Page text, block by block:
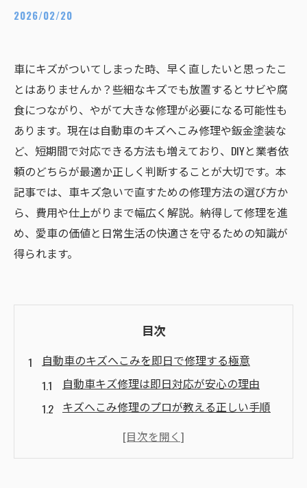
2026/02/20
車にキズがついてしまった時、早く直したいと思ったこ
とはありませんか？些細なキズでも放置するとサビや腐
食につながり、やがて大きな修理が必要になる可能性も
あります。現在は自動車のキズへこみ修理や鈑金塗装な
ど、短期間で対応できる方法も増えており、DIYと業者依
頼のどちらが最適か正しく判断することが大切です。本
記事では、車キズ急いで直すための修理方法の選び方か
ら、費用や仕上がりまで幅広く解説。納得して修理を進
め、愛車の価値と日常生活の快適さを守るための知識が
得られます。
目次
自動車のキズへこみを即日で修理する極意
自動車キズ修理は即日対応が安心の理由
キズへこみ修理のプロが教える正しい手順
急ぎの車修理に必要な鈑金塗装基礎知識